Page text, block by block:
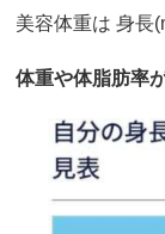
美容体重は 身長
体重や体脂肪率